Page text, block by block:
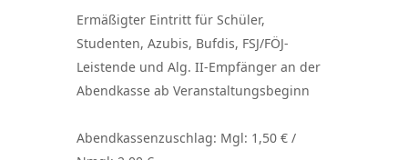
Ermäßigter Eintritt für Schüler,
Studenten, Azubis, Bufdis, FSJ/FÖJ-
Leistende und Alg. II-Empfänger an der
Abendkasse ab Veranstaltungsbeginn
Abendkassenzuschlag: Mgl: 1,50 € /